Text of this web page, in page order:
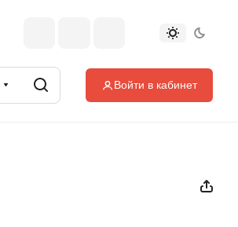
Войти в кабинет